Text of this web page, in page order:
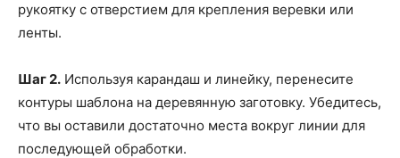
рукоятку с отверстием для крепления веревки или
ленты.
Шаг 2. Используя карандаш и линейку, перенесите
контуры шаблона на деревянную заготовку. Убедитесь,
что вы оставили достаточно места вокруг линии для
последующей обработки.